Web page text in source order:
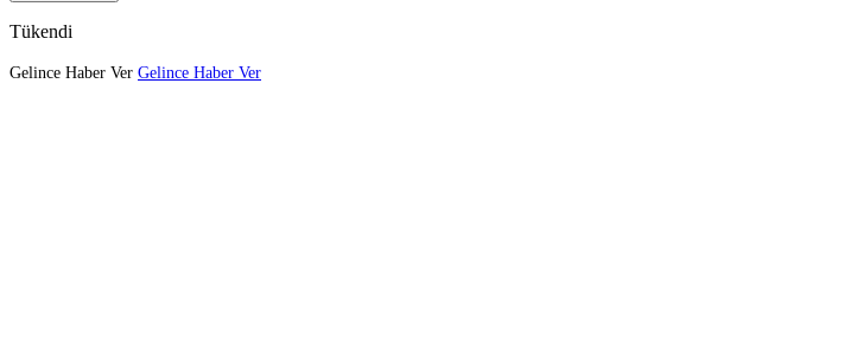
Tükendi
Gelince Haber Ver Gelince Haber Ver